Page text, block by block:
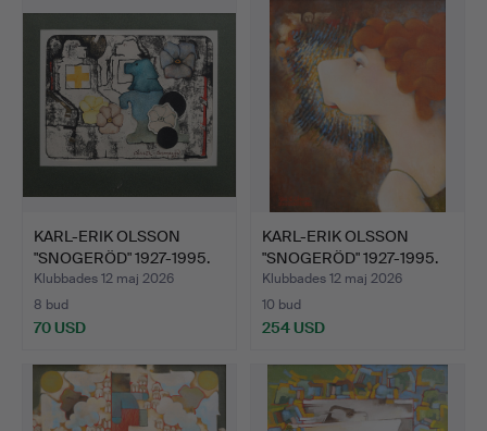
KARL-ERIK OLSSON
"SNOGERÖD" 1927-1995.
FÄR…
Klubbades 12 maj 2026
8 bud
70 USD
KARL-ERIK OLSSON
"SNOGERÖD" 1927-1995.
OLJ…
Klubbades 12 maj 2026
10 bud
254 USD